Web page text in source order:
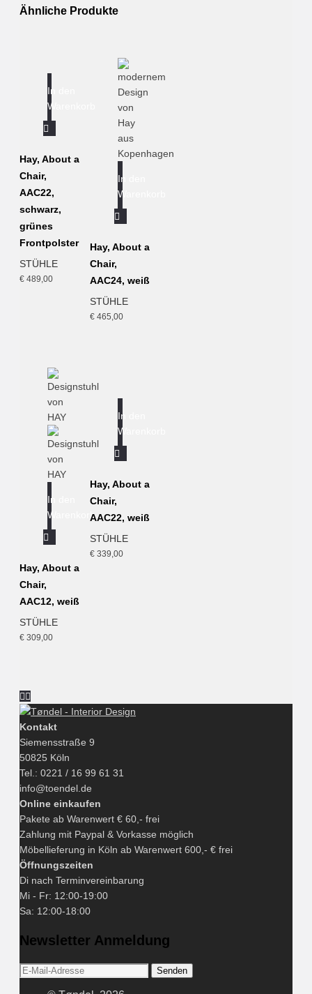
Ähnliche Produkte
In den
Warenkorb
Hay, About a
Chair,
AAC22,
schwarz,
grünes
Frontpolster
STÜHLE
€ 489,00
In den
Warenkorb
Hay, About a
Chair,
AAC24, weiß
STÜHLE
€ 465,00
In den
Warenkorb
Hay, About a
Chair,
AAC12, weiß
STÜHLE
€ 309,00
In den
Warenkorb
Hay, About a
Chair,
AAC22, weiß
STÜHLE
€ 339,00
Kontakt
Siemensstraße 9
50825 Köln
Tel.: 0221 / 16 99 61 31
info@toendel.de
Online einkaufen
Pakete ab Warenwert € 60,- frei
Zahlung mit Paypal & Vorkasse möglich
Möbellieferung in Köln ab Warenwert 600,- € frei
Öffnungszeiten
Di nach Terminvereinbarung
Mi - Fr: 12:00-19:00
Sa: 12:00-18:00
Newsletter Anmeldung